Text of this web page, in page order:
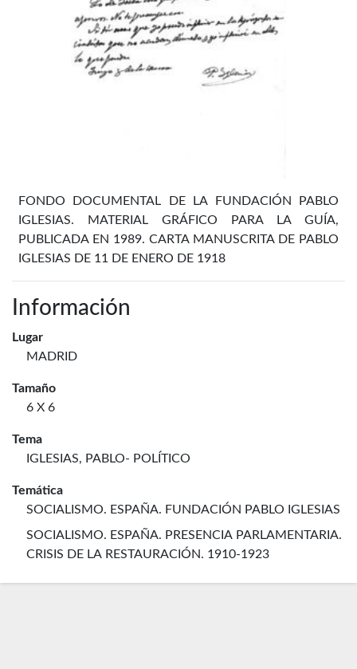
FONDO DOCUMENTAL DE LA FUNDACIÓN PABLO
IGLESIAS. MATERIAL GRÁFICO PARA LA GUÍA,
PUBLICADA EN 1989. CARTA MANUSCRITA DE PABLO
IGLESIAS DE 11 DE ENERO DE 1918
Información
Lugar
MADRID
Tamaño
6 X 6
Tema
IGLESIAS, PABLO- POLÍTICO
Temática
SOCIALISMO. ESPAÑA. FUNDACIÓN PABLO IGLESIAS
SOCIALISMO. ESPAÑA. PRESENCIA PARLAMENTARIA.
CRISIS DE LA RESTAURACIÓN. 1910-1923